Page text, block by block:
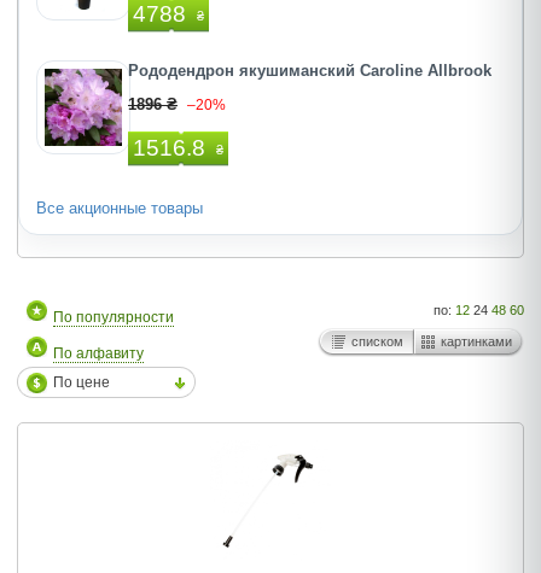
4788 ₴
Рододендрон якушиманский Caroline Allbrook
1896 ₴ –20%
1516.8 ₴
Все акционные товары
По популярности
По алфавиту
По цене
по: 12 24 48 60
списком картинками